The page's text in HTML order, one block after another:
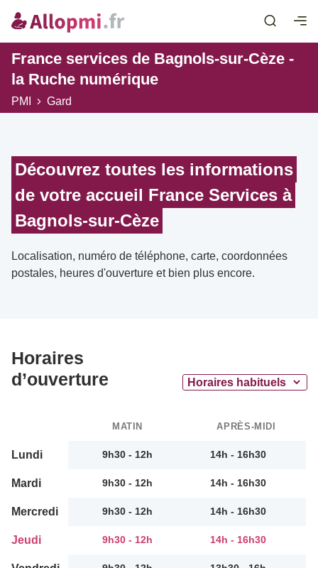
France services de Bagnols-sur-Cèze -
la Ruche numérique
PMI Gard
Découvrez toutes les informations
de votre accueil France Services à
Bagnols-sur-Cèze
Localisation, numéro de téléphone, carte, coordonnées
postales, heures d'ouverture et bien plus encore.
Horaires
d’ouverture
MATIN APRÈS-MIDI
Lundi 9h30 - 12h 14h - 16h30
Mardi 9h30 - 12h 14h - 16h30
Mercredi 9h30 - 12h 14h - 16h30
Jeudi 9h30 - 12h 14h - 16h30